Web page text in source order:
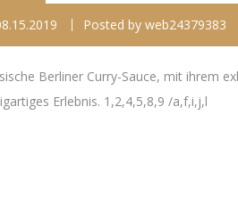
Posted by web24379383
Berliner Curry-Sauce, mit ihrem
Erlebnis. 1,2,4,5,8,9 /a,f,i,j,l